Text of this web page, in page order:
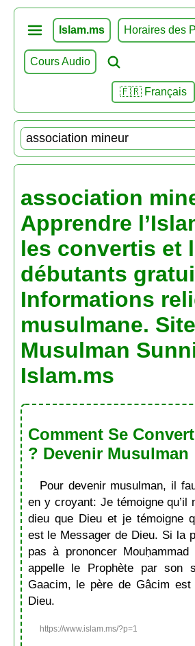
Islam.ms Horaires des
Cours Audio
🇫🇷 Français
association
Apprendre
les convertis et
débutants
Informations
musulmane. Site
Musulman
Islam.ms
Comment Se
? Devenir Musulman
Pour devenir musulman, il
en y croyant: Je témoigne qu’il
dieu que Dieu et je témoigne
est le Messager de Dieu. Si la
pas à prononcer
appelle le Prophète par son
Gaacim, le père de Gâcim
Dieu.
https://www.islam.ms/?p=1